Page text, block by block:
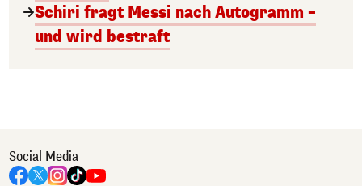
Schiri fragt Messi nach Autogramm –
und wird bestraft
Social Media